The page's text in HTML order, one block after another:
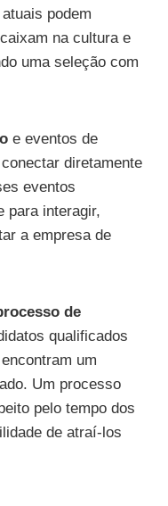
podem
na cultura e
uma seleção com
e eventos de
diretamente
eventos
para interagir,
a empresa de
de
qualificados
um
Um processo
pelo tempo dos
de atraí-los